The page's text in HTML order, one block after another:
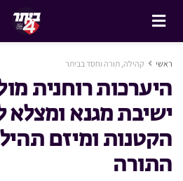
ראשי קהילה, תורה וחסד בביתר
היערכות רוחנית מול
ישיבת מגנא ומצלא
הקטנות ומיזם
התורה